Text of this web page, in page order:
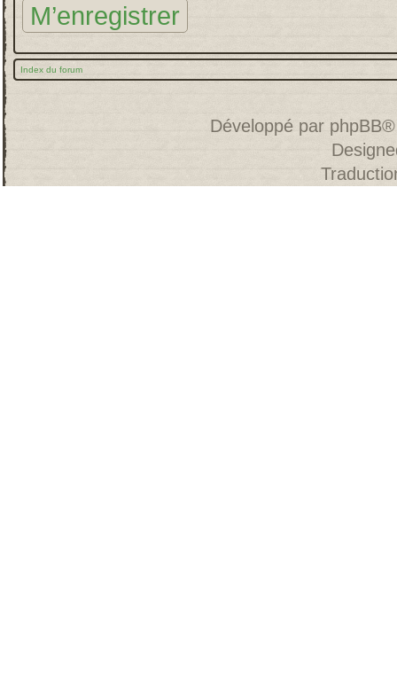
M’enregistrer
Index du forum
Développé par phpBB®